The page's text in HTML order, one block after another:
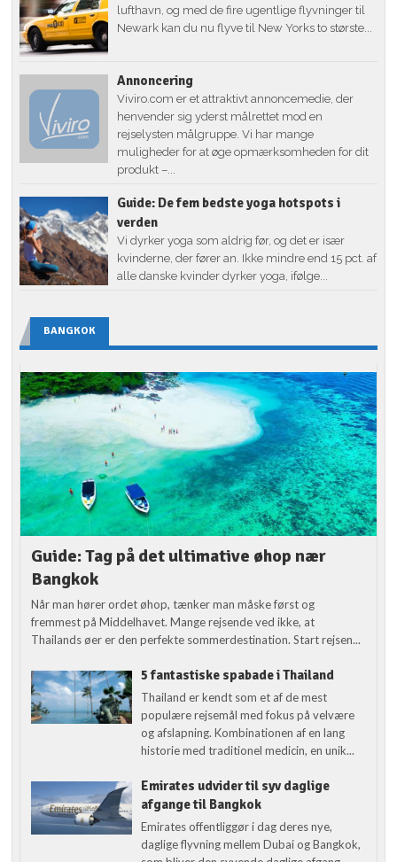
lufthavn, og med de fire ugentlige flyvninger til
Newark kan du nu flyve til New Yorks to største...
Annoncering
Viviro.com er et attraktivt annoncemedie, der
henvender sig yderst målrettet mod en
rejselysten målgruppe. Vi har mange
muligheder for at øge opmærksomheden for dit
produkt –...
Guide: De fem bedste yoga hotspots i
verden
Vi dyrker yoga som aldrig før, og det er især
kvinderne, der fører an. Ikke mindre end 15 pct. af
alle danske kvinder dyrker yoga, ifølge...
BANGKOK
Guide: Tag på det ultimative øhop nær
Bangkok
Når man hører ordet øhop, tænker man måske først og
fremmest på Middelhavet. Mange rejsende ved ikke, at
Thailands øer er den perfekte sommerdestination. Start rejsen...
5 fantastiske spabade i Thailand
Thailand er kendt som et af de mest
populære rejsemål med fokus på velvære
og afslapning. Kombinationen af en lang
historie med traditionel medicin, en unik...
Emirates udvider til syv daglige
afgange til Bangkok
Emirates offentliggør i dag deres nye,
daglige flyvning mellem Dubai og Bangkok,